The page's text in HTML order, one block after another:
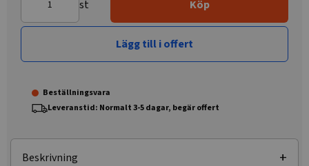
st Köp
Lägg till i offert
Beställningsvara
Leveranstid: Normalt 3-5 dagar, begär offert
Beskrivning